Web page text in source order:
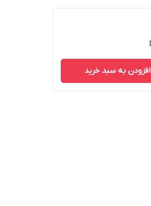
افزودن به سبد خرید